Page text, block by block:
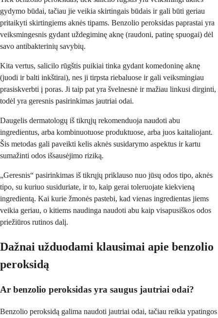
gydymo būdai, tačiau jie veikia skirtingais būdais ir gali būti geriau
pritaikyti skirtingiems aknės tipams. Benzolio peroksidas paprastai yra
veiksmingesnis gydant uždegiminę aknę (raudoni, patinę spuogai) dėl
savo antibakterinių savybių.
Kita vertus, salicilo rūgštis puikiai tinka gydant komedoninę aknę
(juodi ir balti inkštirai), nes ji tirpsta riebaluose ir gali veiksmingiau
prasiskverbti į poras. Ji taip pat yra švelnesnė ir mažiau linkusi dirginti,
todėl yra geresnis pasirinkimas jautriai odai.
Daugelis dermatologų iš tikrųjų rekomenduoja naudoti abu
ingredientus, arba kombinuotuose produktuose, arba juos kaitaliojant.
Šis metodas gali paveikti kelis aknės susidarymo aspektus ir kartu
sumažinti odos išsausėjimo riziką.
„Geresnis“ pasirinkimas iš tikrųjų priklauso nuo jūsų odos tipo, aknės
tipo, su kuriuo susiduriate, ir to, kaip gerai toleruojate kiekvieną
ingredientą. Kai kurie žmonės pastebi, kad vienas ingredientas jiems
veikia geriau, o kitiems naudinga naudoti abu kaip visapusiškos odos
priežiūros rutinos dalį.
Dažnai užduodami klausimai apie benzolio
peroksidą
Ar benzolio peroksidas yra saugus jautriai odai?
Benzolio peroksidą galima naudoti jautriai odai, tačiau reikia ypatingos